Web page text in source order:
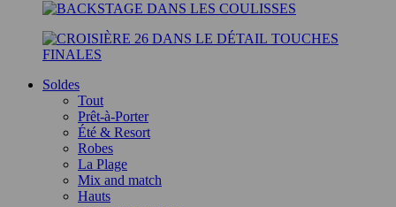
DANS LES COULISSES
TOUCHES
FINALES
Soldes
Tout
Prêt-à-Porter
Été & Resort
Robes
La Plage
Mix and match
Hauts